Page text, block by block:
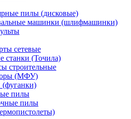
пилы (дисковые)
машинки (шлифмашинки)
сетевые
станки (Точила)
строительные
(МФУ)
(фуганки)
пилы
пилы